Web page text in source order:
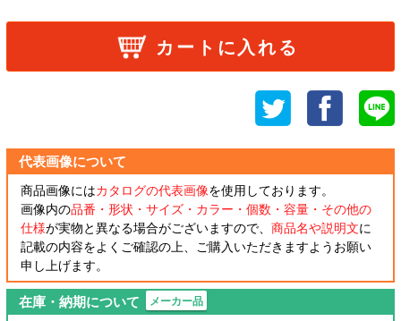
カートに入れる
代表画像について
商品画像にはカタログの代表画像を使用しております。
画像内の品番・形状・サイズ・カラー・個数・容量・その他の
仕様が実物と異なる場合がございますので、 商品名や説明文に
記載の内容をよくご確認の上、ご購入いただきますようお願い
申し上げます。
在庫・納期について メーカー品